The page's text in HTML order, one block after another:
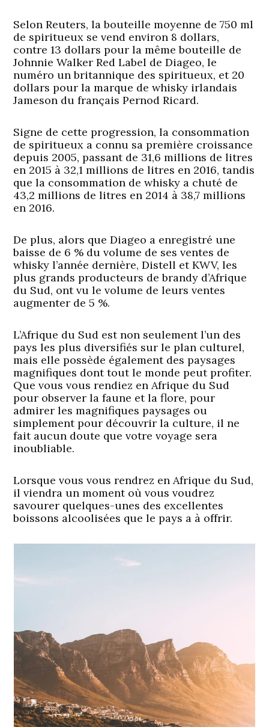
Selon Reuters, la bouteille moyenne de 750 ml
de spiritueux se vend environ 8 dollars,
contre 13 dollars pour la même bouteille de
Johnnie Walker Red Label de Diageo, le
numéro un britannique des spiritueux, et 20
dollars pour la marque de whisky irlandais
Jameson du français Pernod Ricard.
Signe de cette progression, la consommation
de spiritueux a connu sa première croissance
depuis 2005, passant de 31,6 millions de litres
en 2015 à 32,1 millions de litres en 2016, tandis
que la consommation de whisky a chuté de
43,2 millions de litres en 2014 à 38,7 millions
en 2016.
De plus, alors que Diageo a enregistré une
baisse de 6 % du volume de ses ventes de
whisky l’année dernière, Distell et KWV, les
plus grands producteurs de brandy d’Afrique
du Sud, ont vu le volume de leurs ventes
augmenter de 5 %.
L’Afrique du Sud est non seulement l’un des
pays les plus diversifiés sur le plan culturel,
mais elle possède également des paysages
magnifiques dont tout le monde peut profiter.
Que vous vous rendiez en Afrique du Sud
pour observer la faune et la flore, pour
admirer les magnifiques paysages ou
simplement pour découvrir la culture, il ne
fait aucun doute que votre voyage sera
inoubliable.
Lorsque vous vous rendrez en Afrique du Sud,
il viendra un moment où vous voudrez
savourer quelques-unes des excellentes
boissons alcoolisées que le pays a à offrir.